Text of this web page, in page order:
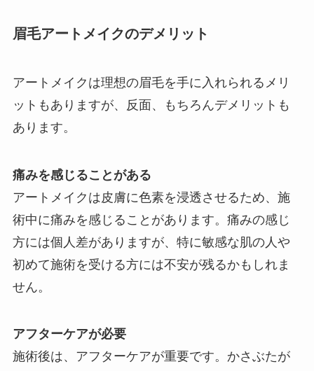
眉毛アートメイクのデメリット
アートメイクは理想の眉毛を手に入れられるメリ
ットもありますが、反面、もちろんデメリットも
あります。
痛みを感じることがある
アートメイクは皮膚に色素を浸透させるため、施
術中に痛みを感じることがあります。痛みの感じ
方には個人差がありますが、特に敏感な肌の人や
初めて施術を受ける方には不安が残るかもしれま
せん。
アフターケアが必要
施術後は、アフターケアが重要です。かさぶたが